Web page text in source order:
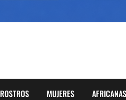
ROSTROS MUJERES AFRICANAS